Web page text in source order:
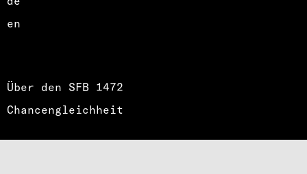
en
Über den SFB 1472
Chancengleichheit